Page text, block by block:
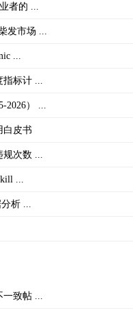
者的 ...
发市场 ...
...
标计 ...
） ...
白皮书
次数 ...
...
析 ...
致帖 ...